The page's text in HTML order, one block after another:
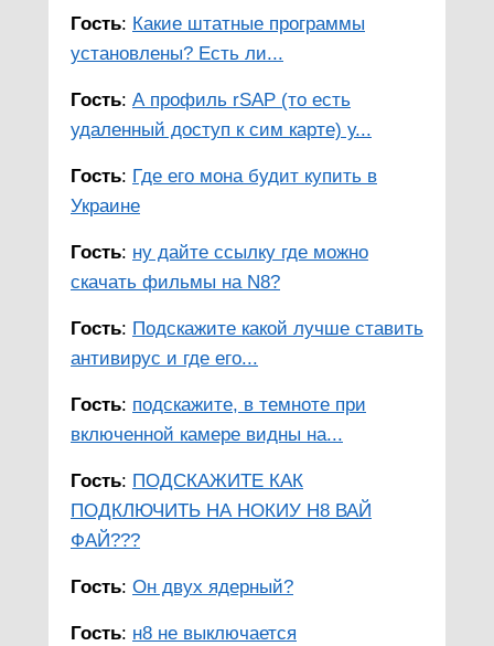
Гость: Какие штатные программы
установлены? Есть ли...
Гость: А профиль rSAP (то есть
удаленный доступ к сим карте) у...
Гость: Где его мона будит купить в
Украине
Гость: ну дайте ссылку где можно
скачать фильмы на N8?
Гость: Подскажите какой лучше ставить
антивирус и где его...
Гость: подскажите, в темноте при
включенной камере видны на...
Гость: ПОДСКАЖИТЕ КАК
ПОДКЛЮЧИТЬ НА НОКИУ Н8 ВАЙ
ФАЙ???
Гость: Он двух ядерный?
Гость: н8 не выключается